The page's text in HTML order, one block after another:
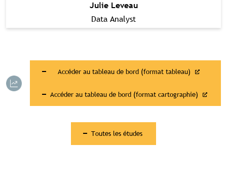
Julie Leveau
Data Analyst
Accéder au tableau de bord (format tableau)
Accéder au tableau de bord (format cartographie)
Toutes les études